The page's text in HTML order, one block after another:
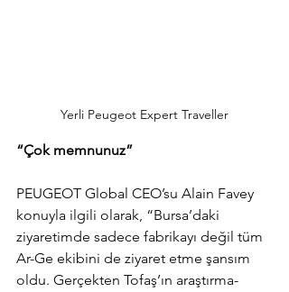
Yerli Peugeot Expert Traveller
“Çok memnunuz”
PEUGEOT Global CEO’su Alain Favey
konuyla ilgili olarak, “Bursa’daki
ziyaretimde sadece fabrikayı değil tüm
Ar-Ge ekibini de ziyaret etme şansım
oldu. Gerçekten Tofaş’ın araştırma-